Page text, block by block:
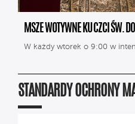
MSZE WOTYWNE KU CZCI ŚW.
W każdy wtorek o 9:00 w
STANDARDY OCHRONY